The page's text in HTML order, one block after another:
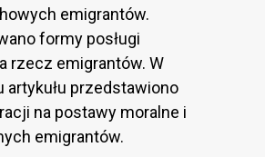
emigrantów.
formy posługi
rzecz emigrantów. W
artykułu przedstawiono
na postawy moralne i
emigrantów.